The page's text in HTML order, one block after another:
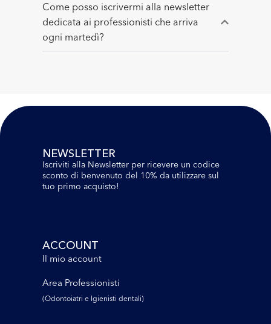
Come posso iscrivermi alla newsletter
dedicata ai professionisti che arriva
ogni martedì?
NEWSLETTER
Iscriviti alla Newsletter per ricevere un codice
sconto di benvenuto del 10% da utilizzare sul
tuo primo acquisto!
ACCOUNT
Il mio account
Area Professionisti
(Odontoiatri e lgienisti dentali)